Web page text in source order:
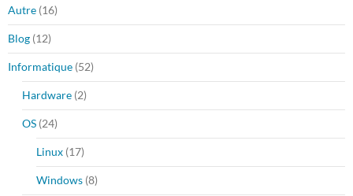
Autre (16)
Blog (12)
Informatique (52)
Hardware (2)
OS (24)
Linux (17)
Windows (8)